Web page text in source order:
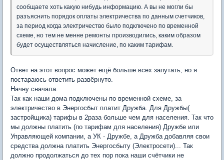
сообщаете хоть какую нибудь информацию. А вы не могли бы
разъяснить порядок оплаты электричества по данным счетчиков,
за период когда электричество было подключено по временной
схеме, но тем не менне ремонты производились, каким образом
будет осуществляться начисление, по каким тарифам.
Ответ на этот вопрос может ещё больше всех запутать, но я
постараюсь ответить развёрнуто.
Начну сначала.
Так как наши дома подключены по временной схеме, за
электричество в Энергосбыт платит Дружба. Для Дружбы(
застройщика) тарифы в 2раза больше чем для населения. Так что
мы должны платить (по тарифам для населения) Дружбе или
Управляющей компании, а УК - Дружбе, а Дружба добавляя свои
средства должна платить Энергосбыту (Электросети)... Так
должно продолжаться до тех пор пока наши счётчики не